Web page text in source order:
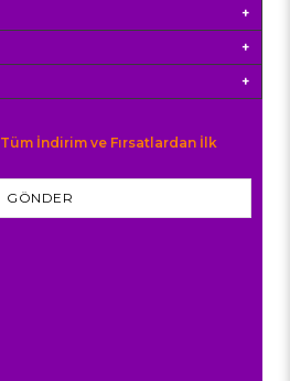
İndirim ve Fırsatlardan İlk
GÖNDER